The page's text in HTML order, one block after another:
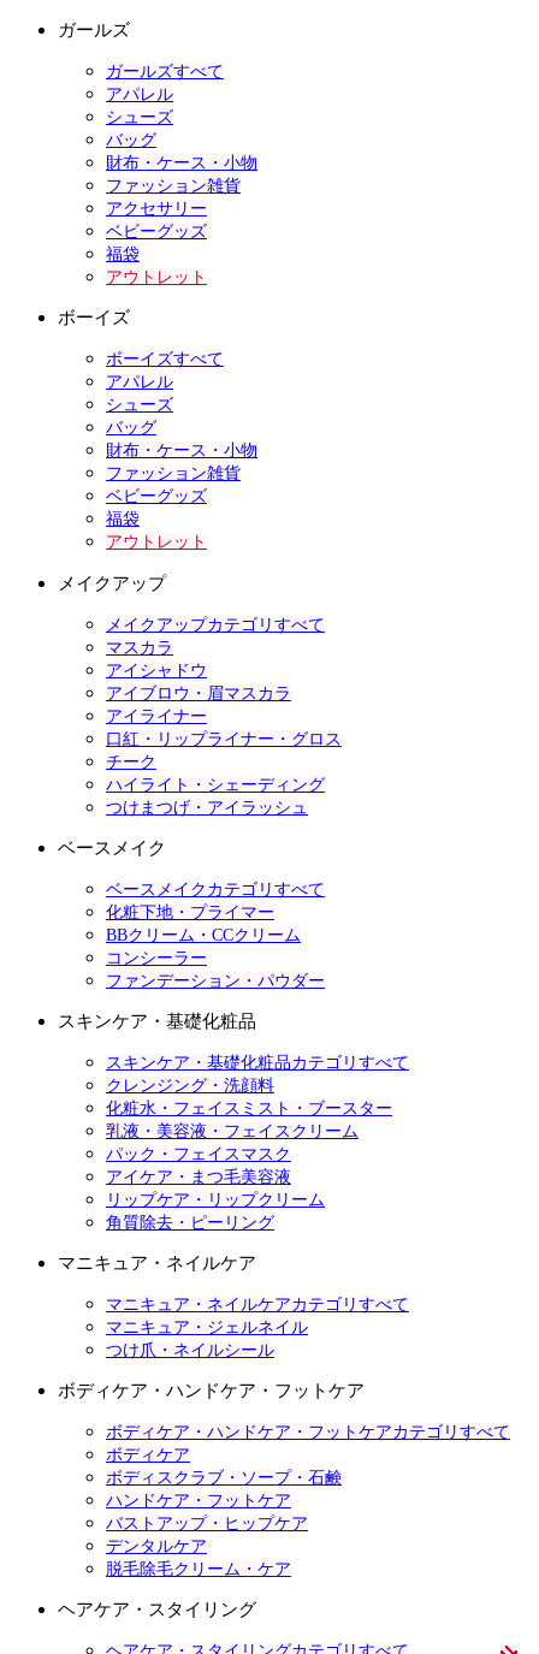
ガールズ
ガールズすべて
アパレル
シューズ
バッグ
財布・ケース・小物
ファッション雑貨
アクセサリー
ベビーグッズ
福袋
アウトレット
ボーイズ
ボーイズすべて
アパレル
シューズ
バッグ
財布・ケース・小物
ファッション雑貨
ベビーグッズ
福袋
アウトレット
メイクアップ
メイクアップカテゴリすべて
マスカラ
アイシャドウ
アイブロウ・眉マスカラ
アイライナー
口紅・リップライナー・グロス
チーク
ハイライト・シェーディング
つけまつげ・アイラッシュ
ベースメイク
ベースメイクカテゴリすべて
化粧下地・プライマー
BBクリーム・CCクリーム
コンシーラー
ファンデーション・パウダー
スキンケア・基礎化粧品
スキンケア・基礎化粧品カテゴリすべて
クレンジング・洗顔料
化粧水・フェイスミスト・ブースター
乳液・美容液・フェイスクリーム
パック・フェイスマスク
アイケア・まつ毛美容液
リップケア・リップクリーム
角質除去・ピーリング
マニキュア・ネイルケア
マニキュア・ネイルケアカテゴリすべて
マニキュア・ジェルネイル
つけ爪・ネイルシール
ボディケア・ハンドケア・フットケア
ボディケア・ハンドケア・フットケアカテゴリすべて
ボディケア
ボディスクラブ・ソープ・石鹸
ハンドケア・フットケア
バストアップ・ヒップケア
デンタルケア
脱毛除毛クリーム・ケア
ヘアケア・スタイリング